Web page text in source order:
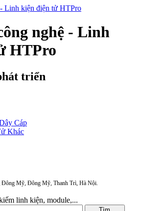
nghệ - Linh
HTPro
triển
Cáp
Khác
Mỹ, Đông Mỹ, Thanh Trì, Hà Nội.
linh kiện, module,...